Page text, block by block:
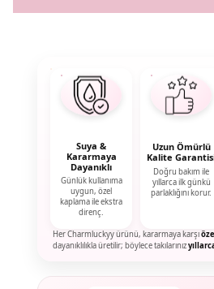
Suya &
Kararmaya
Dayanıklı
Günlük kullanıma
uygun, özel
kaplama ile ekstra
direnç.
Uzun Ömürlü
Kalite
Doğru bakım ile
yıllarca ilk günkü
parlaklığını korur.
Her Charmluckyy ürünü, kararmaya karşı
dayanıklılıkla üretilir; böylece takılarınız